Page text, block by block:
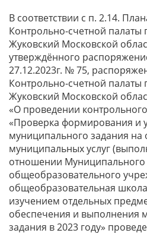
В соответствии с п. 2.14.
Контрольно-счетной палаты
Жуковский Московской
утверждённого
27.12.2023г. № 75,
Контрольно-счетной палаты
Жуковский Московской
«О проведении
«Проверка формирования и
муниципального задания на
муниципальных услуг
отношении
общеобразовательного
общеобразовательная
изучением отдельных
обеспечения и выполнения
задания в 2023 году»